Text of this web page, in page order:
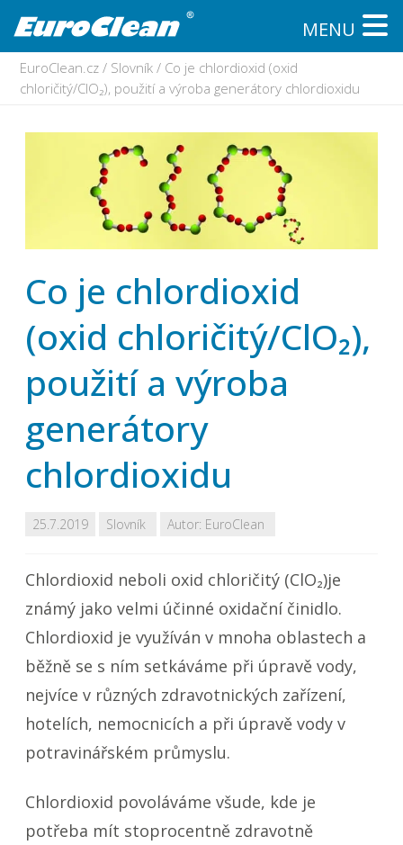
MENU
EuroClean.cz / Slovník / Co je chlordioxid (oxid
chloričitý/ClO₂), použití a výroba generátory chlordioxidu
Co je chlordioxid
(oxid chloričitý/ClO₂),
použití a výroba
generátory
chlordioxidu
25.7.2019 Slovník Autor: EuroClean
Chlordioxid neboli oxid chloričitý (ClO₂)je
známý jako velmi účinné oxidační činidlo.
Chlordioxid je využíván v mnoha oblastech a
běžně se s ním setkáváme při úpravě vody,
nejvíce v různých zdravotnických zařízení,
hotelích, nemocnicích a při úpravě vody v
potravinářském průmyslu.
Chlordioxid povoláváme všude, kde je
potřeba mít stoprocentně zdravotně